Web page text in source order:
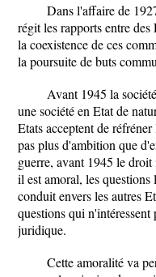
Dans l'affaire de
régit les rapports entre
la coexistence de ces
la poursuite de buts
Avant 1945 la
une société en Etat de
Etats acceptent de
pas plus d'ambition que
guerre, avant 1945 le
il est amoral, les
conduit envers les autres
questions qui
juridique.
Cette amoralité va